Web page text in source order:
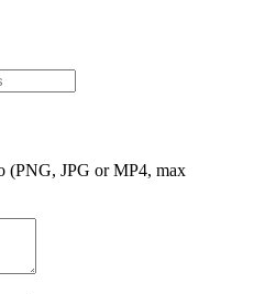
(PNG, JPG or MP4, max